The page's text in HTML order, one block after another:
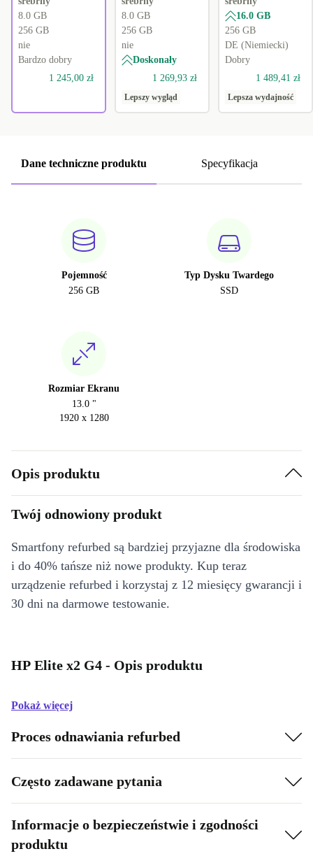
8.0 GB
256 GB
nie
Bardzo dobry
1 245,00 zł
8.0 GB
256 GB
nie
Doskonały
1 269,93 zł
Lepszy wygląd
16.0 GB
256 GB
DE (Niemiecki)
Dobry
1 489,41 zł
Lepsza wydajność
Dane techniczne produktu Specyfikacja
Pojemność
256 GB
Typ Dysku Twardego
SSD
Rozmiar Ekranu
13.0 "
1920 x 1280
Opis produktu
Twój odnowiony produkt
Smartfony refurbed są bardziej przyjazne dla środowiska
i do 40% tańsze niż nowe produkty. Kup teraz
urządzenie refurbed i korzystaj z 12 miesięcy gwarancji i
30 dni na darmowe testowanie.
HP Elite x2 G4 - Opis produktu
Pokaż więcej
Proces odnawiania refurbed
Często zadawane pytania
Informacje o bezpieczeństwie i zgodności
produktu